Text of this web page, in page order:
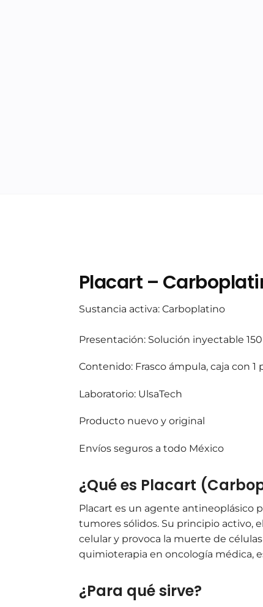
Placart –
Sustancia activa: Carboplatino
Presentación: Solución inyectable
Contenido: Frasco ámpula, caja con 1
Laboratorio: UlsaTech
Producto nuevo y original
Envíos seguros a todo México
¿Qué es Placart
Placart es un agente antineoplásico
tumores sólidos. Su principio activo, el
celular y provoca la muerte de
quimioterapia en oncología médica,
¿Para qué sirve?